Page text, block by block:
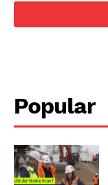
Popular